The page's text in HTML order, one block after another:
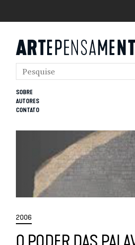
SOBRE
AUTORES
CONTATO
2006